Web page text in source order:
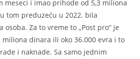
meseci i imao prihode od 5,3 miliona
tom preduzeću u 2022. bila
osoba. Za to vreme to „Post pro“ je
dinara ili oko 36.000 evra i to
i naknade. Sa samo jednim